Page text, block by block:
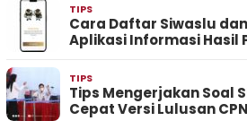
TIPS
Cara Daftar Siwaslu
Aplikasi Informasi Hasil
TIPS
Tips Mengerjakan Soal
Cepat Versi Lulusan